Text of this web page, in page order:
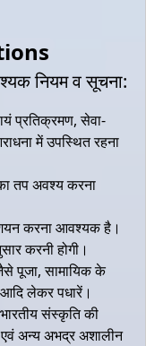
नियम व सूचना:
प्रतिक्रमण, सेवा-
में उपस्थित रहना
तप अवश्य करना
करना आवश्यक है।
करनी होगी।
पूजा, सामायिक के
लेकर पधारें।
संस्कृति की
एवं अन्य अभद्र अशालीन